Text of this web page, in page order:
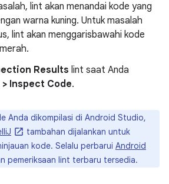
lint akan menandai kode yang
warna kuning. Untuk masalah
lint akan menggarisbawahi kode
Results lint saat Anda
> Inspect Code.
Anda dikompilasi di Android Studio,
tambahan dijalankan untuk
kode. Selalu perbarui Android
pemeriksaan lint terbaru tersedia.